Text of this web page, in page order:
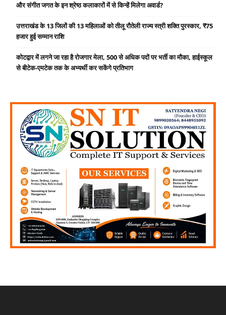
और संगीत जगत के इन श्रेष्ठ कलाकारों में से किन्हें मिलेगा अवार्ड?
उत्तराखंड के 13 जिलों की 13 महिलाओं को तीलू रौतेली राज्य स्त्री शक्ति पुरस्कार, ₹75
हजार हुई सम्मान राशि
कोटद्वार में लगने जा रहा है रोजगार मेला, 500 से अधिक पदों पर भर्ती का मौका, हाईस्कूल
से बीटेक-एमटेक तक के अभ्यर्थी कर सकेंगे प्रतिभाग